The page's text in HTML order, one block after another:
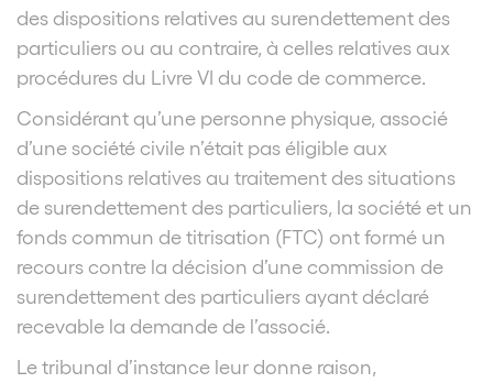
des dispositions relatives au surendettement des
particuliers ou au contraire, à celles relatives aux
procédures du Livre VI du code de commerce.
Considérant qu’une personne physique, associé
d’une société civile n’était pas éligible aux
dispositions relatives au traitement des situations
de surendettement des particuliers, la société et un
fonds commun de titrisation (FTC) ont formé un
recours contre la décision d’une commission de
surendettement des particuliers ayant déclaré
recevable la demande de l’associé.
Le tribunal d’instance leur donne raison,